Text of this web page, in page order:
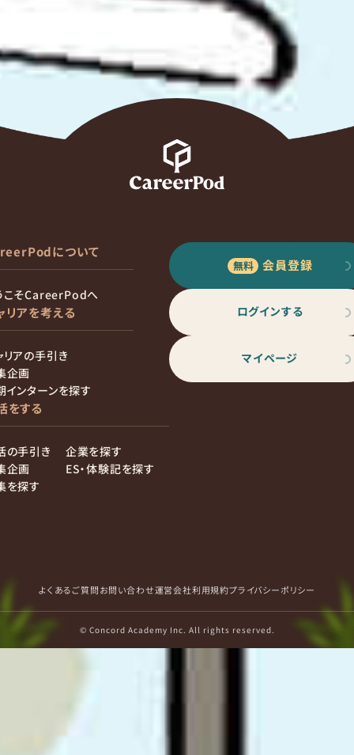
について
こそCareerPodへ
リアを考える
リアの手引き
企画
インターンを探す
をする
の手引き
企画
を探す
企業を探す
ES・体験記を探す
会員登録
ログインする
マイページ
よくあるご質問お問い合わせ運営会社利用規約プライバシーポリシー
© Concord Academy Inc. All rights reserved.